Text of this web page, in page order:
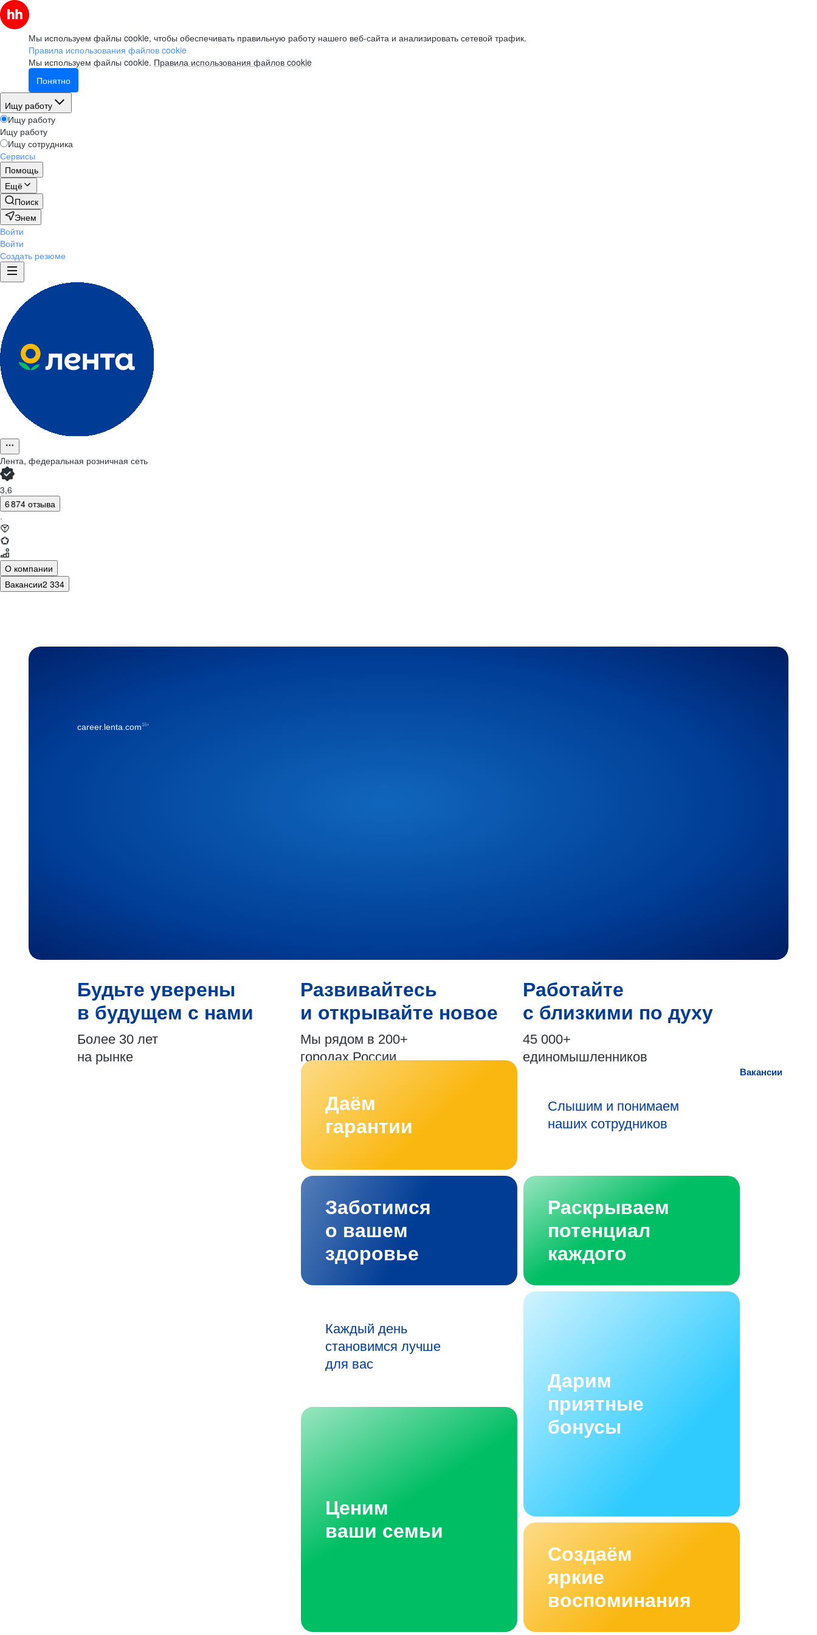
Мы используем файлы cookie, чтобы обеспечивать правильную работу нашего веб-сайта и анализировать сетевой трафик.
Правила использования файлов cookie
Мы используем файлы cookie. Правила использования файлов cookie
Понятно
Ищу работу
Ищу работу
Ищу работу
Ищу сотрудника
Сервисы
Помощь
Ещё
Поиск
Энем
Войти
Войти
Создать резюме
Лента, федеральная розничная сеть
3,6
6 874 отзыва
·
О компании
Вакансии2 334
career.lenta.com16+
Будьте уверены
в будущем с нами
Более 30 лет
на рынке
Развивайтесь
и открывайте новое
Мы рядом в 200+
городах России
Работайте
с близкими по духу
45 000+
единомышленников
Вакансии
Даём
гарантии
Слышим и понимаем
наших сотрудников
Заботимся
о вашем
здоровье
Раскрываем
потенциал
каждого
Каждый день
становимся лучше
для вас
Дарим
приятные
бонусы
Ценим
ваши семьи
Создаём
яркие
воспоминания